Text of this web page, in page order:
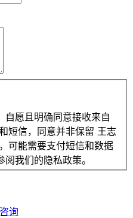
自愿且明确同意接收来自
短信，同意并非保留 王志
可能需要支付短信和数据
我们的隐私政策。
询